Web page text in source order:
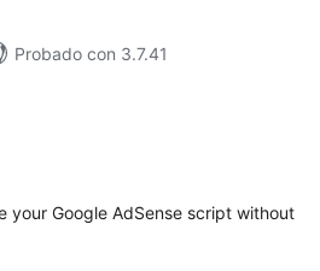
Probado con 3.7.41
your Google AdSense script without